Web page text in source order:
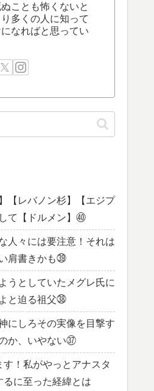
ことも怖くないと
多くの人に知って
なればと思ってい
【レバノン杉】【エジプ
て【ドルメン】㊵
人々には要注意！それは
肩書きかも㊴
うとしていたメグレ氏に
と迫る祖父㊳
にしろその実像を目撃す
か、いやない㊲
！私がやっとアナスタ
るに至った経緯とは